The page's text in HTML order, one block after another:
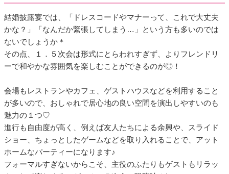
結婚披露宴では、「ドレスコードやマナーって、これで大丈夫
かな？」「なんだか緊張してしまう…」という方も多いのでは
ないでしょうか＊
その点、１．５次会は形式にとらわれすぎず、よりフレンドリ
ーで和やかな雰囲気を楽しむことができるのが◎！
会場もレストランやカフェ、ゲストハウスなどを利用すること
が多いので、おしゃれで居心地の良い空間を演出しやすいのも
魅力の１つ♡
進行も自由度が高く、例えば友人たちによる余興や、スライド
ショー、ちょっとしたゲームなどを取り入れることで、アット
ホームなパーティーになります♪
フォーマルすぎないからこそ、主役のふたりもゲストもリラッ